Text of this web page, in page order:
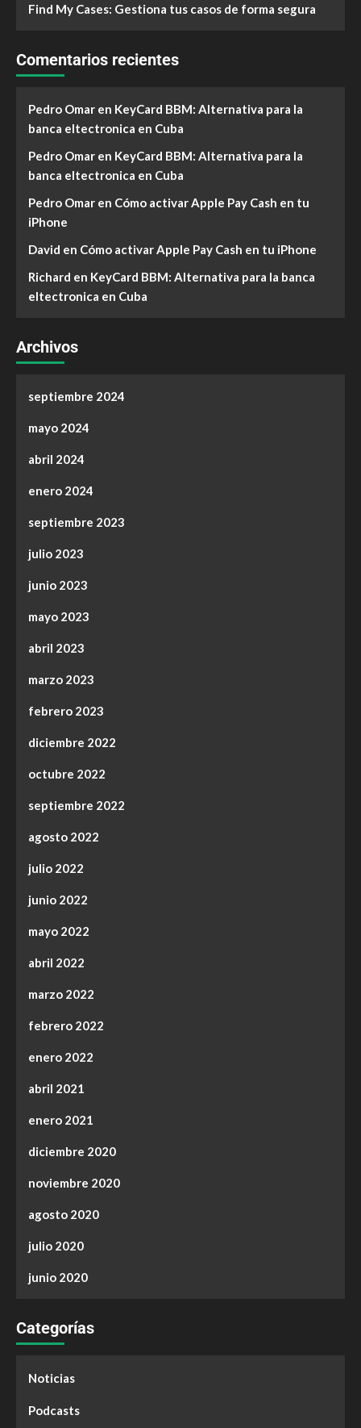
Find My Cases: Gestiona tus casos de forma segura
Comentarios recientes
Pedro Omar en KeyCard BBM: Alternativa para la
banca eltectronica en Cuba
Pedro Omar en KeyCard BBM: Alternativa para la
banca eltectronica en Cuba
Pedro Omar en Cómo activar Apple Pay Cash en tu
iPhone
David en Cómo activar Apple Pay Cash en tu iPhone
Richard en KeyCard BBM: Alternativa para la banca
eltectronica en Cuba
Archivos
septiembre 2024
mayo 2024
abril 2024
enero 2024
septiembre 2023
julio 2023
junio 2023
mayo 2023
abril 2023
marzo 2023
febrero 2023
diciembre 2022
octubre 2022
septiembre 2022
agosto 2022
julio 2022
junio 2022
mayo 2022
abril 2022
marzo 2022
febrero 2022
enero 2022
abril 2021
enero 2021
diciembre 2020
noviembre 2020
agosto 2020
julio 2020
junio 2020
Categorías
Noticias
Podcasts